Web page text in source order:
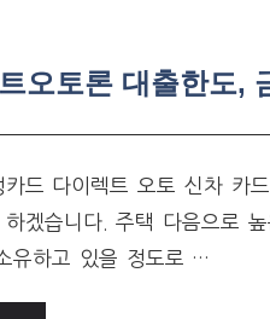
오토론 대출한도,
카드 다이렉트 오토 신차 카
하겠습니다. 주택 다음으로
유하고 있을 정도로 …